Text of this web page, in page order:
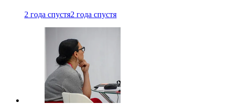
2 года спустя2 года спустя